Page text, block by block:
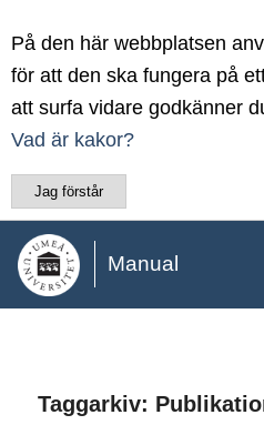
På den här webbplatsen
för att den ska fungera på
att surfa vidare godkänner
Vad är kakor?
Jag förstår
Manual
Taggarkiv: